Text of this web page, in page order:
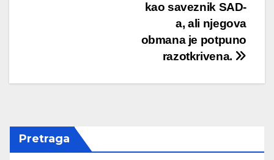
kao saveznik SAD-
a, ali njegova
obmana je potpuno
razotkrivena.
Pretraga